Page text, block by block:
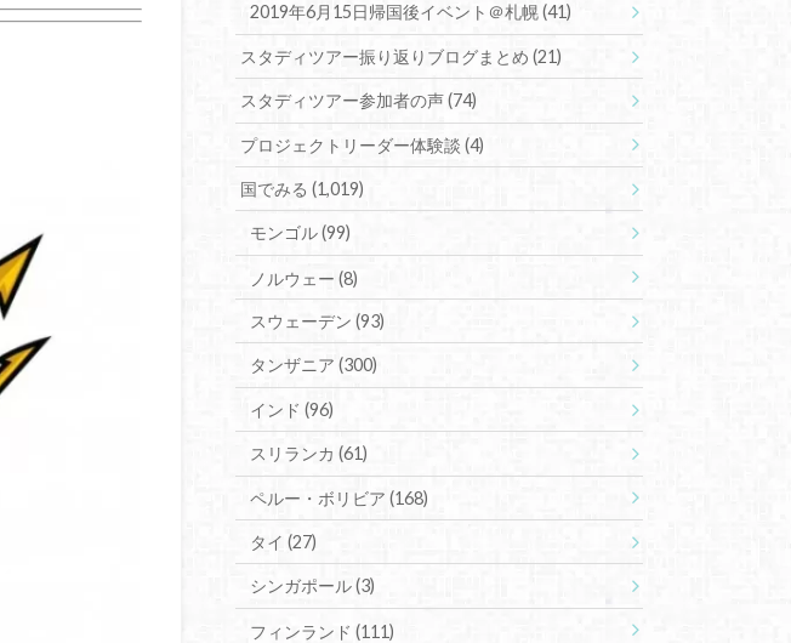
2019年6月15日帰国後イベント＠札幌(41)
スタディツアー振り返りブログまとめ(21)
スタディツアー参加者の声(74)
プロジェクトリーダー体験談(4)
国でみる(1,019)
モンゴル(99)
ノルウェー (8)
スウェーデン (93)
タンザニア (300)
インド (96)
スリランカ (61)
ペルー・ボリビア (168)
タイ (27)
シンガポール(3)
フィンランド (111)